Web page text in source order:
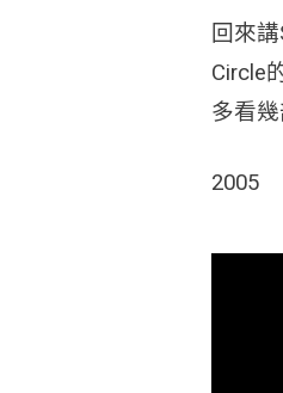
回來
Circle
多看
2005